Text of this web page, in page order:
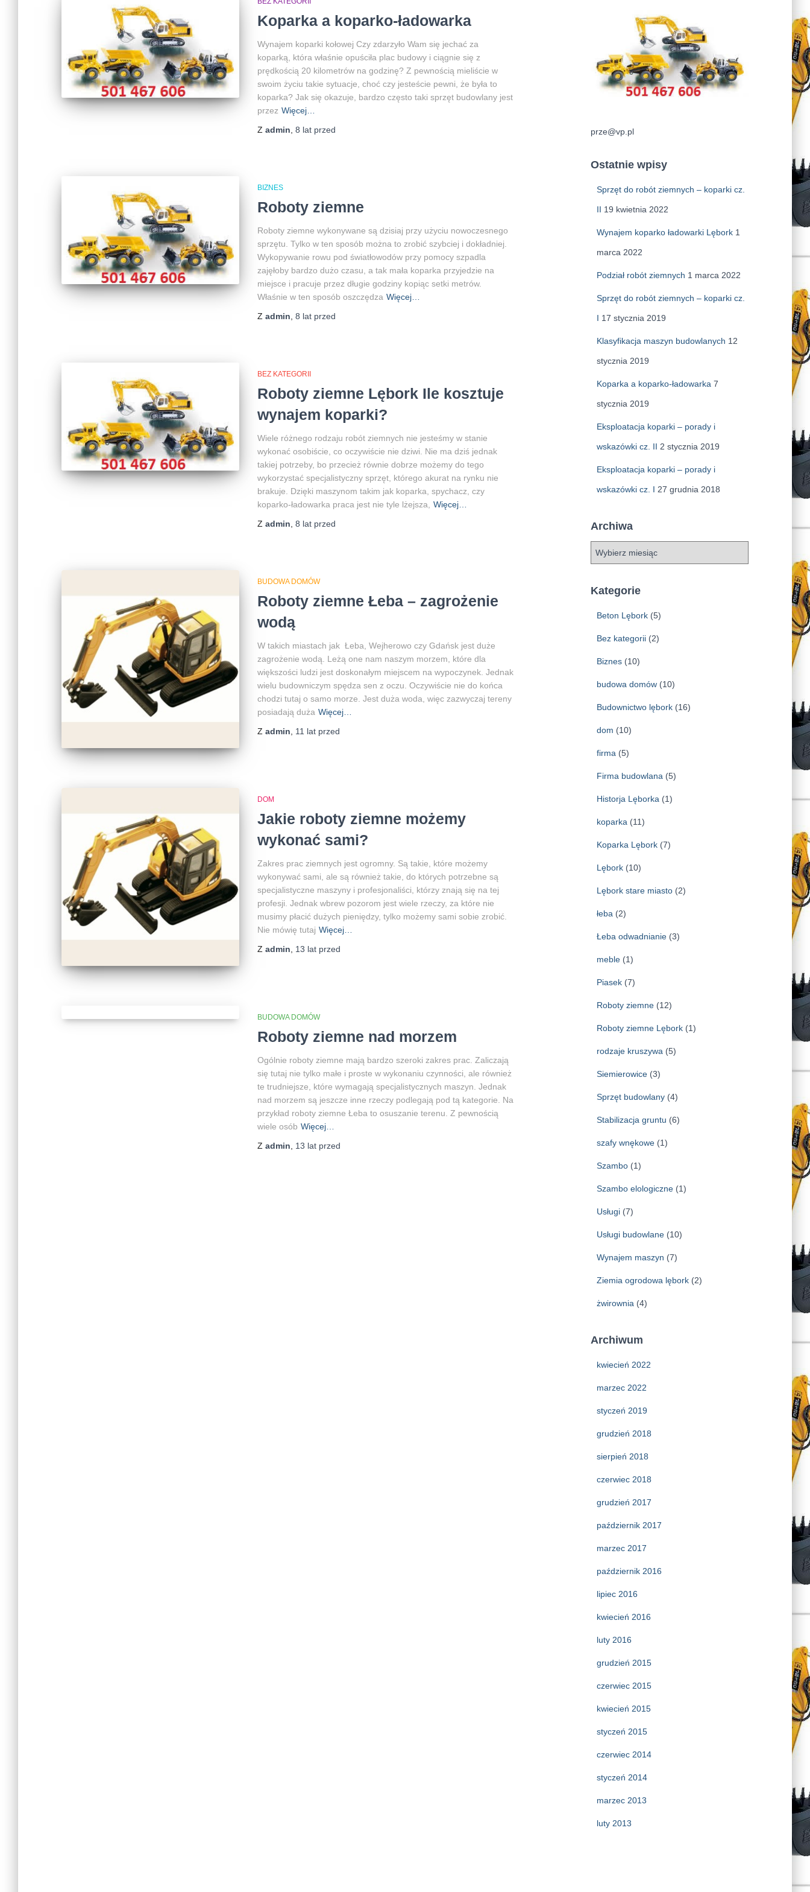
Koparka a koparko-ładowarka
Wynajem koparki kołowej Czy zdarzyło Wam się jechać za
koparką, która właśnie opuściła plac budowy i ciągnie się z
prędkością 20 kilometrów na godzinę? Z pewnością mieliście w
swoim życiu takie sytuacje, choć czy jesteście pewni, że była to
koparka? Jak się okazuje, bardzo często taki sprzęt budowlany jest
przez Więcej…
Z admin 8 lat przed
BIZNES
Roboty ziemne
Roboty ziemne wykonywane są dzisiaj przy użyciu nowoczesnego
sprzętu. Tylko w ten sposób można to zrobić szybciej i dokładniej.
Wykopywanie rowu pod światłowodów przy pomocy szpadla
zajęłoby bardzo dużo czasu, a tak mała koparka przyjedzie na
miejsce i pracuje przez długie godziny kopiąc setki metrów.
Właśnie w ten sposób oszczędza Więcej…
Z admin 8 lat przed
BEZ KATEGORII
Roboty ziemne Lębork Ile kosztuje
wynajem koparki?
Wiele różnego rodzaju robót ziemnych nie jesteśmy w stanie
wykonać osobiście, co oczywiście nie dziwi. Nie ma dziś jednak
takiej potrzeby, bo przecież równie dobrze możemy do tego
wykorzystać specjalistyczny sprzęt, którego akurat na rynku nie
brakuje. Dzięki maszynom takim jak koparka, spychacz, czy
koparko-ładowarka praca jest nie tyle lżejsza,
Więcej…
Z admin 8 lat przed
BUDOWA DOMÓW
Roboty ziemne Łeba – zagrożenie
wodą
W takich miastach jak Łeba, Wejherowo czy Gdańsk jest duże
zagrożenie wodą. Leżą one nam naszym morzem, które dla
większości ludzi jest doskonałym miejscem na wypoczynek. Jednak
wielu budowniczym spędza sen z oczu. Oczywiście nie do końca
chodzi tutaj o samo morze. Jest duża woda, więc zazwyczaj tereny
posiadają duża Więcej…
Z admin 11 lat przed
DOM
Jakie roboty ziemne możemy
wykonać sami?
Zakres prac ziemnych jest ogromny. Są takie, które możemy
wykonywać sami, ale są również takie, do których potrzebne są
specjalistyczne maszyny i profesjonaliści, którzy znają się na tej
profesji. Jednak wbrew pozorom jest wiele rzeczy, za które nie
musimy płacić dużych pieniędzy, tylko możemy sami sobie zrobić.
Nie mówię tutaj Więcej…
Z admin 13 lat przed
BUDOWA DOMÓW
Roboty ziemne nad morzem
Ogólnie roboty ziemne mają bardzo szeroki zakres prac. Zaliczają
się tutaj nie tylko małe i proste w wykonaniu czynności, ale również
te trudniejsze, które wymagają specjalistycznych maszyn. Jednak
nad morzem są jeszcze inne rzeczy podlegają pod tą kategorie. Na
przykład roboty ziemne Łeba to osuszanie terenu. Z pewnością
wiele osób Więcej…
Z admin 13 lat przed
prze@vp.pl
Ostatnie wpisy
Sprzęt do robót ziemnych – koparki cz.
II 19 kwietnia 2022
Wynajem koparko ładowarki Lębork 1
marca 2022
Podział robót ziemnych 1 marca 2022
Sprzęt do robót ziemnych – koparki cz.
I 17 stycznia 2019
Klasyfikacja maszyn budowlanych 12
stycznia 2019
Koparka a koparko-ładowarka 7
stycznia 2019
Eksploatacja koparki – porady i
wskazówki cz. II 2 stycznia 2019
Eksploatacja koparki – porady i
wskazówki cz. I 27 grudnia 2018
Archiwa
h
Kategorie
Beton Lębork(5)
Bez kategorii(2)
Biznes(10)
budowa domów(10)
Budownictwo lębork(16)
dom (10)
firma (5)
Firma budowlana (5)
Historja Lęborka (1)
koparka (11)
Koparka Lębork(7)
Lębork(10)
Lębork stare miasto(2)
łeba (2)
Łeba odwadnianie(3)
meble(1)
Piasek(7)
Roboty ziemne(12)
Roboty ziemne Lębork(1)
rodzaje kruszywa (5)
Siemierowice(3)
Sprzęt budowlany(4)
Stabilizacja gruntu (6)
szafy wnękowe(1)
Szambo(1)
Szambo elologiczne(1)
Usługi(7)
Usługi budowlane(10)
Wynajem maszyn (7)
Ziemia ogrodowa lębork(2)
żwirownia (4)
Archiwum
kwiecień 2022
marzec 2022
styczeń 2019
grudzień 2018
sierpień 2018
czerwiec 2018
grudzień 2017
październik 2017
marzec 2017
październik 2016
lipiec 2016
kwiecień 2016
luty 2016
grudzień 2015
czerwiec 2015
kwiecień 2015
styczeń 2015
czerwiec 2014
styczeń 2014
marzec 2013
luty 2013